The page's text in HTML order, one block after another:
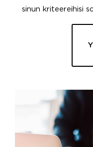
sinun kriteereihisi